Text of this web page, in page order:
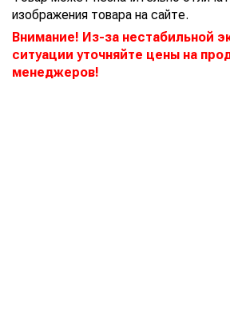
изображения товара на сайте.
Внимание! Из-за нестабильной
ситуации уточняйте цены на
менеджеров!